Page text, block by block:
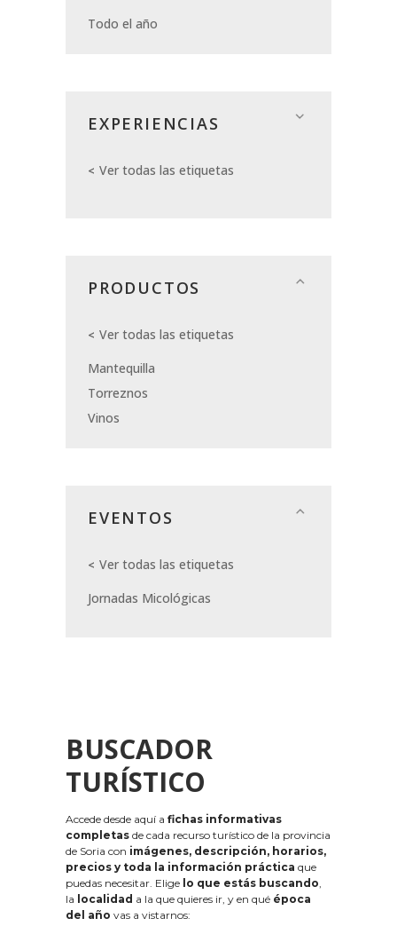
Todo el año
EXPERIENCIAS
Ver todas las etiquetas
PRODUCTOS
Ver todas las etiquetas
Mantequilla
Torreznos
Vinos
EVENTOS
Ver todas las etiquetas
Jornadas Micológicas
BUSCADOR
TURÍSTICO
Accede desde aquí a fichas informativas
completas de cada recurso turístico de la provincia
de Soria con imágenes, descripción, horarios,
precios y toda la información práctica que
puedas necesitar. Elige lo que estás buscando,
la localidad a la que quieres ir, y en qué época
del año vas a vistarnos: